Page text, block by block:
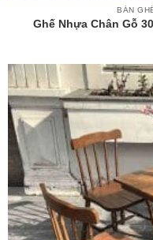
BÀN
Ghế Nhựa Chân Gỗ